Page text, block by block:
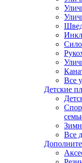
Все
Детские
Все